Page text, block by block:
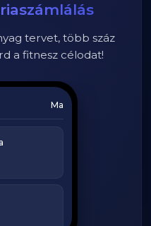
tervet, több száz
a fitnesz célodat!
Ma